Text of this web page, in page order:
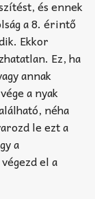
és ennek
a 8. érintő
Ekkor
Ez, ha
annak
a nyak
néha
le ezt a
a
el a